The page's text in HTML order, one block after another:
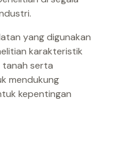
yang digunakan
karakteristik
tanah serta
mendukung
kepentingan